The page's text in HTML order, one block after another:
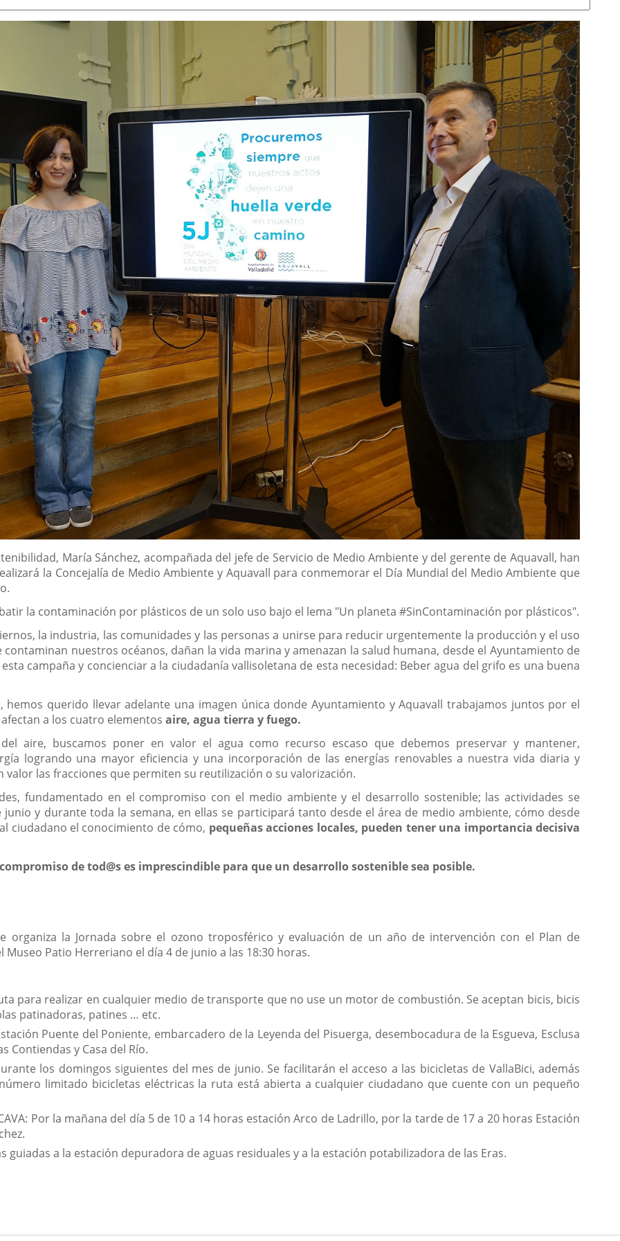
María Sánchez, acompañada del jefe de Servicio de Medio Ambiente y del gerente de Aquavall, han
la Concejalía de Medio Ambiente y Aquavall para conmemorar el Día Mundial del Medio Ambiente que
la contaminación por plásticos de un solo uso bajo el lema "Un planeta #SinContaminación por plásticos".
la industria, las comunidades y las personas a unirse para reducir urgentemente la producción y el uso
contaminan nuestros océanos, dañan la vida marina y amenazan la salud humana, desde el Ayuntamiento de
campaña y concienciar a la ciudadanía vallisoletana de esta necesidad: Beber agua del grifo es una buena
hemos querido llevar adelante una imagen única donde Ayuntamiento y Aquavall trabajamos juntos por el
a los cuatro elementosaire, agua tierra y fuego.
aire, buscamos poner en valor el agua como recurso escaso que debemos preservar y mantener,
logrando una mayor eficiencia y una incorporación de las energías renovables a nuestra vida diaria y
las fracciones que permiten su reutilización o su valorización.
fundamentado en el compromiso con el medio ambiente y el desarrollo sostenible; las actividades se
y durante toda la semana, en ellas se participará tanto desde el área de medio ambiente, cómo desde
ciudadano el conocimiento de cómo, pequeñas acciones locales, pueden tener una importancia decisiva
de tod@s es imprescindible para que un desarrollo sostenible sea posible.
organiza la Jornada sobre el ozono troposférico y evaluación de un año de intervención con el Plan de
Patio Herreriano el día 4 de junio a las 18:30 horas.
para realizar en cualquier medio de transporte que no use un motor de combustión. Se aceptan bicis, bicis
patinadoras, patines … etc.
Puente del Poniente, embarcadero de la Leyenda del Pisuerga, desembocadura de la Esgueva, Esclusa
Contiendas y Casa del Río.
los domingos siguientes del mes de junio. Se facilitarán el acceso a las bicicletas de VallaBici, además
limitado bicicletas eléctricas la ruta está abierta a cualquier ciudadano que cuente con un pequeño
Por la mañana del día 5 de 10 a 14 horas estación Arco de Ladrillo, por la tarde de 17 a 20 horas Estación
guiadas a la estación depuradora de aguas residuales y a la estación potabilizadora de las Eras.